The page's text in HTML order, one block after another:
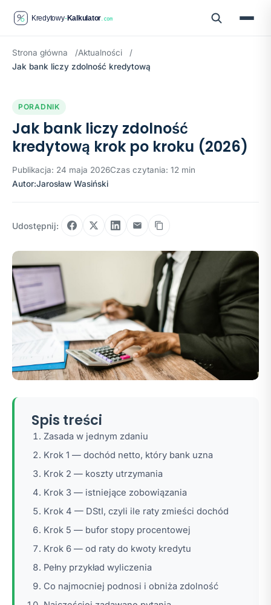
Strona główna
Aktualności
Jak bank liczy zdolność kredytową
PORADNIK
Jak bank liczy zdolność
kredytową krok po kroku (2026)
Publikacja: 24 maja 2026Czas czytania: 12 min
Autor:Jarosław Wasiński
Udostępnij:
Spis treści
Zasada w jednym zdaniu
Krok 1 — dochód netto, który bank uzna
Krok 2 — koszty utrzymania
Krok 3 — istniejące zobowiązania
Krok 4 — DStI, czyli ile raty zmieści dochód
Krok 5 — bufor stopy procentowej
Krok 6 — od raty do kwoty kredytu
Pełny przykład wyliczenia
Co najmocniej podnosi i obniża zdolność